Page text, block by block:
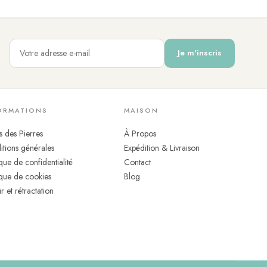
une forme de clarté dans ses pensées et de fluidité
naturellement. Pour en prendre soin sur le long terme,
Je m'inscris
des Pierres
générales
de confidentialité
de cookies
et rétractation
MAISON
À Propos
Expédition & Livraison
Contact
Blog